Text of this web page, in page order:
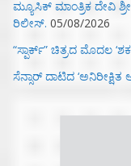
ಮ್ಯೂಸಿಕ್‌ ಮಾಂತ್ರಿಕ ದೇವಿ
ರಿಲೀಸ್. 05/08/2026
“ಸ್ಪಾರ್ಕ್” ಚಿತ್ರದ ಮೊದಲ‌
ಸೆನ್ಸಾರ್ ದಾಟಿದ